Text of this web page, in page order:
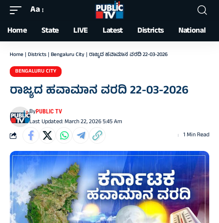
Font
Resizer
Aa
Home State LIVE Latest Districts National
Home | Districts | Bengaluru City | ರಾಜ್ಯದ ಹವಾಮಾನ ವರದಿ 22-03-2026
BENGALURU CITY
ರಾಜ್ಯದ ಹವಾಮಾನ ವರದಿ 22-03-2026
Last Updated: March 22, 2026 5:45 Am
ByPUBLIC TV
1 Min Read